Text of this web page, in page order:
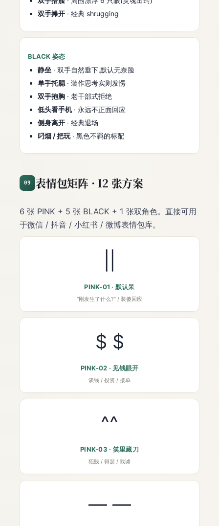
双手摊开 · 经典 shrugging
BLACK 姿态
静坐 · 双手自然垂下,默认无奈脸
单手托腮· 装作思考实则发愣
双手抱胸 · 老干部式拒绝
低头看手机· 永远不正面回应
侧身离开 · 经典退场
叼烟 / 把玩· 黑色不羁的标配
09 表情包矩阵 · 12 张方案
6 张 PINK + 5 张 BLACK + 1 张双角色。直接可用
于微信 / 抖音 / 小红书 / 微博表情包库。
PINK-01 · 默认呆
“刚发生了什么?” / 装傻回应
$ $
PINK-02 · 见钱眼开
谈钱 / 投资 / 接单
^^
PINK-03 · 笑里藏刀
犯贱 / 得瑟 / 戏谑
— —